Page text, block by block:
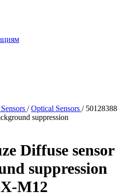
/Optical Sensors / 50128388
suppression
Diffuse sensor
suppression
M12